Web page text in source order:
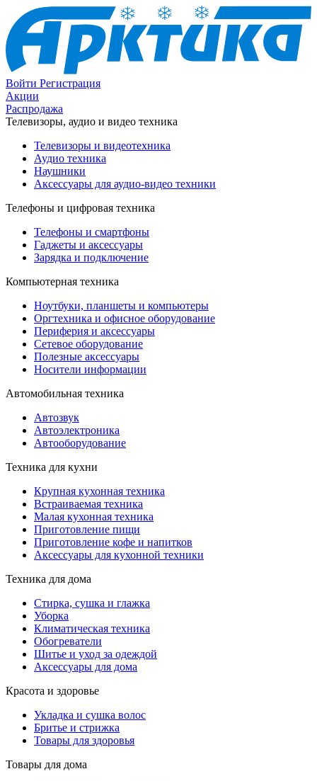
Войти Регистрация
Акции
Распродажа
Телевизоры, аудио и видео техника
Телевизоры и видеотехника
Аудио техника
Наушники
Аксессуары для аудио-видео техники
Телефоны и цифровая техника
Телефоны и смартфоны
Гаджеты и аксессуары
Зарядка и подключение
Компьютерная техника
Ноутбуки, планшеты и компьютеры
Оргтехника и офисное оборудование
Периферия и аксессуары
Cетевое оборудование
Полезные аксессуары
Носители информации
Автомобильная техника
Автозвук
Автоэлектроника
Автооборудование
Техника для кухни
Крупная кухонная техника
Встраиваемая техника
Малая кухонная техника
Приготовление пищи
Приготовление кофе и напитков
Аксессуары для кухонной техники
Техника для дома
Стирка, сушка и глажка
Уборка
Климатическая техника
Обогреватели
Шитье и уход за одеждой
Аксессуары для дома
Красота и здоровье
Укладка и сушка волос
Бритье и стрижка
Товары для здоровья
Товары для дома